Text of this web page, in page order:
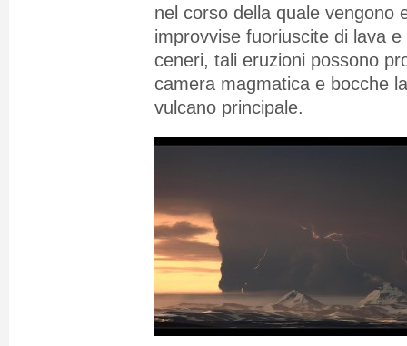
nel corso della quale vengono
improvvise fuoriuscite di lava
ceneri, tali eruzioni possono
camera magmatica e bocche
vulcano principale.